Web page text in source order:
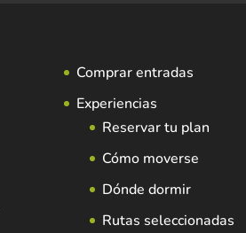
Comprar entradas
Experiencias
Reservar tu plan
Cómo moverse
Dónde dormir
Rutas seleccionadas